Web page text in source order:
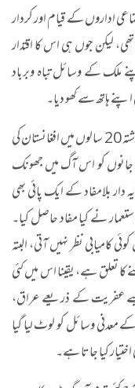
اداروں کے قیام اور کردار
لیکن جوں ہی اس کا اقتدار
ملک کے وسائل تباہ وبرباد
ہاتھ سے کھو دیا۔
امریکا کی برائن یونیورسٹی کی حالیہ تحقیق کے مطابق گزشتہ 20 سالوں میں افغانستان کی
ڈالر اور 9 لاکھ انسانی جانوں کو اس آگ میں جھونک
دار بلامفاد کے ایک پائی بھی
نے کیا مفاد حاصل کیا۔
نظر نہیں آتی، البتہ
تعلق ہے، یقینا اس میں کئی
عفریت کے ذریعے عراق،
وسائل کو لوٹ لیا گیا
کیا جاتا ہے۔